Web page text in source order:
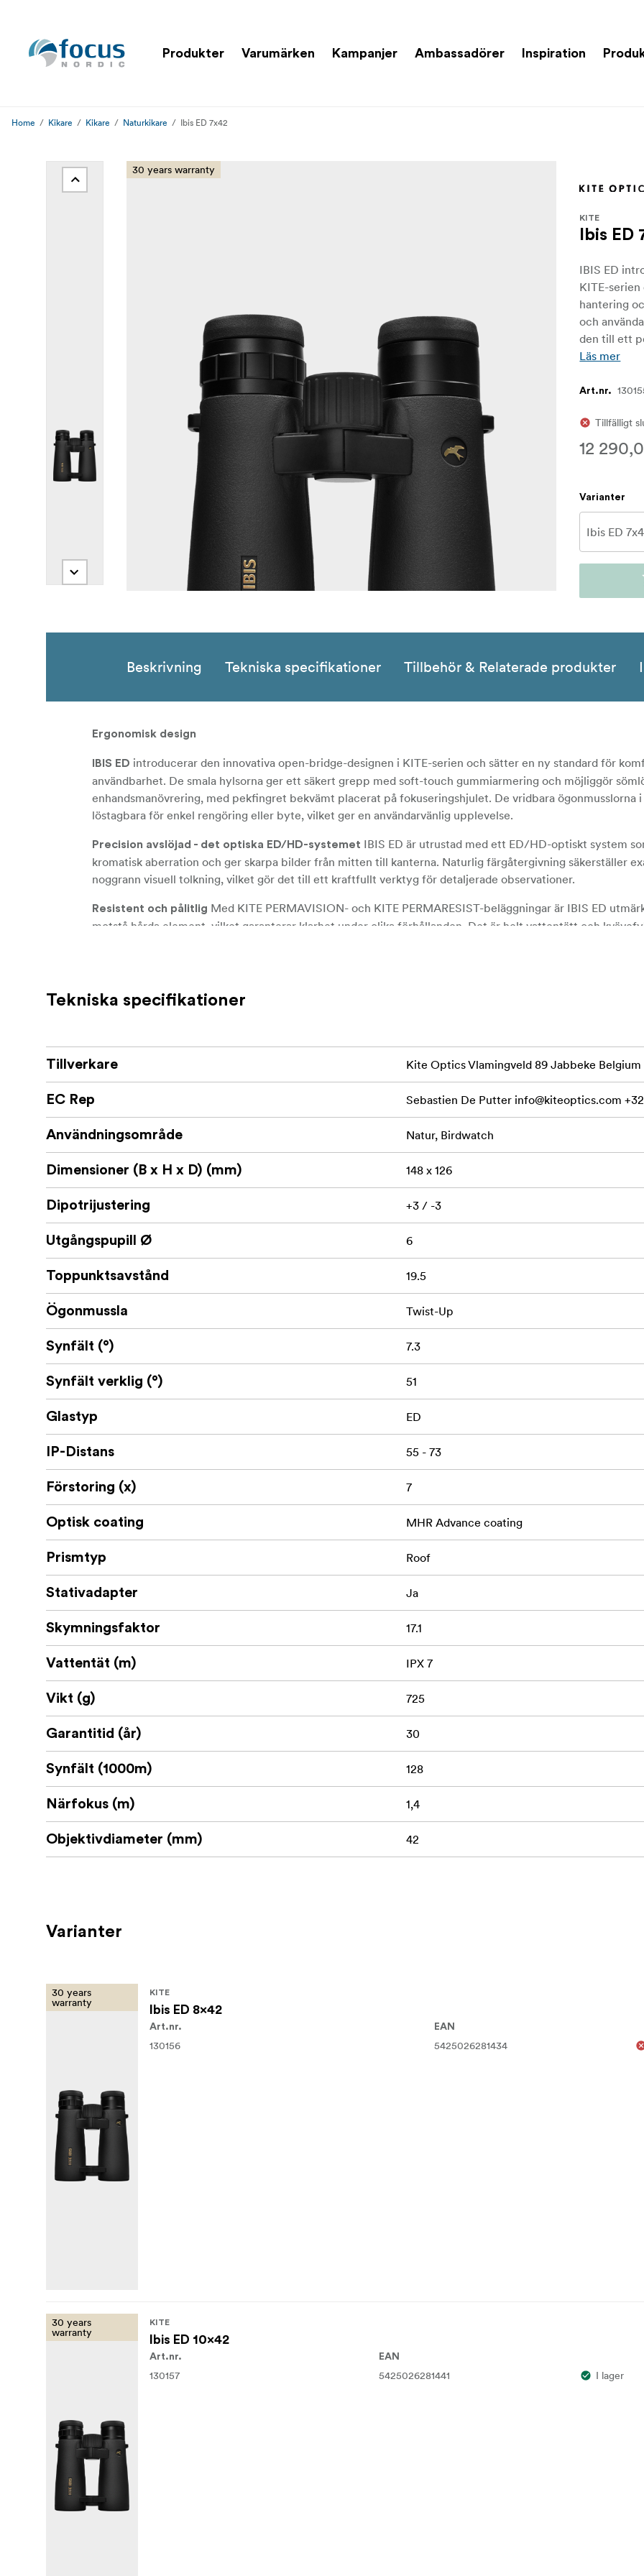
Produkter Varumärken Kampanjer Ambassadörer Inspiration
Home Kikare Kikare Naturkikare Ibis ED 7x42
30 years warranty
KITE
Ibis ED
IBIS ED
KITE-
hantering
och
den till ett
Läs mer
Art.nr.
Tillfälligt
12
Varianter
Beskrivning Tekniska specifikationer Tillbehör & Relaterade produkter
Ergonomisk design
IBIS ED introducerar den innovativa open-bridge-designen i KITE-serien och sätter en ny standard för
användbarhet. De smala hylsorna ger ett säkert grepp med soft-touch gummiarmering och möjliggör
enhandsmanövrering, med pekfingret bekvämt placerat på fokuseringshjulet. De vridbara ögonmusslorna
löstagbara för enkel rengöring eller byte, vilket ger en användarvänlig upplevelse.
Precision avslöjad - det optiska ED/HD-systemet IBIS ED är utrustad med ett ED/HD-optiskt system
kromatisk aberration och ger skarpa bilder från mitten till kanterna. Naturlig färgåtergivning säkerställer
noggrann visuell tolkning, vilket gör det till ett kraftfullt verktyg för detaljerade observationer.
Resistent och pålitlig Med KITE PERMAVISION- och KITE PERMARESIST-beläggningar är IBIS ED
motstå hårda element, vilket garanterar klarhet under olika förhållanden. Det är helt vattentätt och
optik, lättviktskonstruktion och praktiska funktioner för ultimat bekvämlighet och prestanda.
Neopren rem
Väska med rem
Objektivskydd
Okularskydd
Tekniska specifikationer
Tillverkare Kite Optics Vlamingveld 89 Jabbeke Belgium
EC Rep Sebastien De Putter info@kiteoptics.com
Användningsområde Natur, Birdwatch
Dimensioner (B x H x D) (mm) 148 x 126
Dipotrijustering +3 / -3
Utgångspupill Ø 6
Toppunktsavstånd 19.5
Ögonmussla Twist-Up
Synfält (°) 7.3
Synfält verklig (°) 51
Glastyp ED
IP-Distans 55 - 73
Förstoring (x) 7
Optisk coating MHR Advance coating
Prismtyp Roof
Stativadapter Ja
Skymningsfaktor 17.1
Vattentät (m) IPX 7
Vikt (g) 725
Garantitid (år) 30
Synfält (1000m) 128
Närfokus (m) 1,4
Objektivdiameter (mm) 42
Varianter
30 years
warranty
KITE
Ibis ED 8x42
Art.nr.
130156
EAN
5425026281434
30 years
warranty
KITE
Ibis ED 10x42
Art.nr.
130157
EAN
5425026281441 I lager